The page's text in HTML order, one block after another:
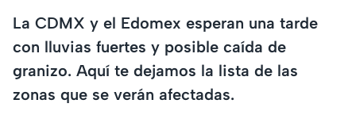
La CDMX y el Edomex esperan una tarde
con lluvias fuertes y posible caída de
granizo. Aquí te dejamos la lista de las
zonas que se verán afectadas.